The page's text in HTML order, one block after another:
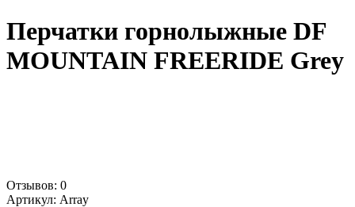
Перчатки горнолыжные DF
MOUNTAIN FREERIDE Grey
Отзывов: 0
Артикул: Array